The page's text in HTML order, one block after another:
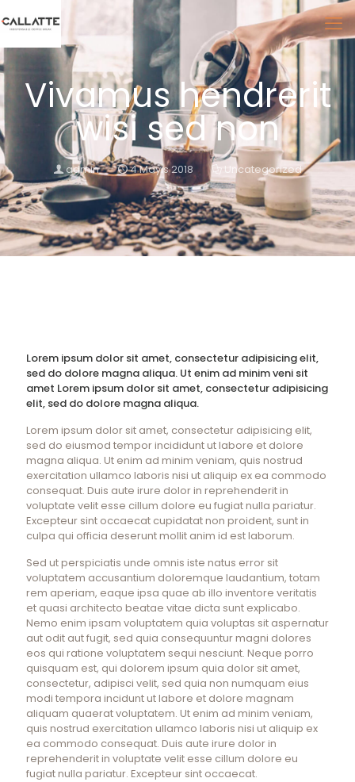
Vivamus hendrerit
wisi sed non
admin 4 Mayıs 2018 Uncategorized
Lorem ipsum dolor sit amet, consectetur adipisicing elit,
sed do dolore magna aliqua. Ut enim ad minim veni sit
amet Lorem ipsum dolor sit amet, consectetur adipisicing
elit, sed do dolore magna aliqua.
Lorem ipsum dolor sit amet, consectetur adipisicing elit,
sed do eiusmod tempor incididunt ut labore et dolore
magna aliqua. Ut enim ad minim veniam, quis nostrud
exercitation ullamco laboris nisi ut aliquip ex ea commodo
consequat. Duis aute irure dolor in reprehenderit in
voluptate velit esse cillum dolore eu fugiat nulla pariatur.
Excepteur sint occaecat cupidatat non proident, sunt in
culpa qui officia deserunt mollit anim id est laborum.
Sed ut perspiciatis unde omnis iste natus error sit
voluptatem accusantium doloremque laudantium, totam
rem aperiam, eaque ipsa quae ab illo inventore veritatis
et quasi architecto beatae vitae dicta sunt explicabo.
Nemo enim ipsam voluptatem quia voluptas sit aspernatur
aut odit aut fugit, sed quia consequuntur magni dolores
eos qui ratione voluptatem sequi nesciunt. Neque porro
quisquam est, qui dolorem ipsum quia dolor sit amet,
consectetur, adipisci velit, sed quia non numquam eius
modi tempora incidunt ut labore et dolore magnam
aliquam quaerat voluptatem. Ut enim ad minim veniam,
quis nostrud exercitation ullamco laboris nisi ut aliquip ex
ea commodo consequat. Duis aute irure dolor in
reprehenderit in voluptate velit esse cillum dolore eu
fugiat nulla pariatur. Excepteur sint occaecat.